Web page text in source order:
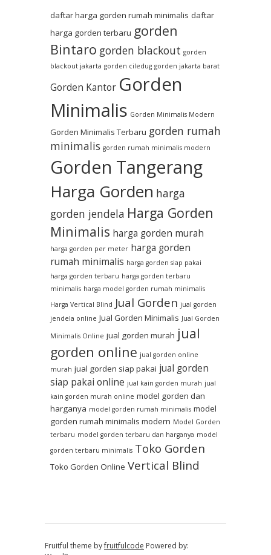
daftar harga gorden rumah minimalis daftar
harga gorden terbaru gorden
Bintaro gorden blackout gorden
blackout jakarta gorden ciledug gorden jakarta barat
Gorden Kantor Gorden
Minimalis Gorden Minimalis Modern
Gorden Minimalis Terbaru gorden rumah
minimalis gorden rumah minimalis modern
Gorden Tangerang
Harga Gorden harga
gorden jendela Harga Gorden
Minimalis harga gorden murah
harga gorden per meter harga gorden
rumah minimalis harga gorden siap pakai
harga gorden terbaru harga gorden terbaru
minimalis harga model gorden rumah minimalis
Harga Vertical Blind Jual Gorden jual gorden
jendela online Jual Gorden Minimalis Jual Gorden
Minimalis Online jual gorden murah jual
gorden online jual gorden online
murah jual gorden siap pakai jual gorden
siap pakai online jual kain gorden murah jual
kain gorden murah online model gorden dan
harganya model gorden rumah minimalis model
gorden rumah minimalis modern Model Gorden
terbaru model gorden terbaru dan harganya model
gorden terbaru minimalis Toko Gorden
Toko Gorden Online Vertical Blind
Fruitful theme byfruitfulcode Powered by: